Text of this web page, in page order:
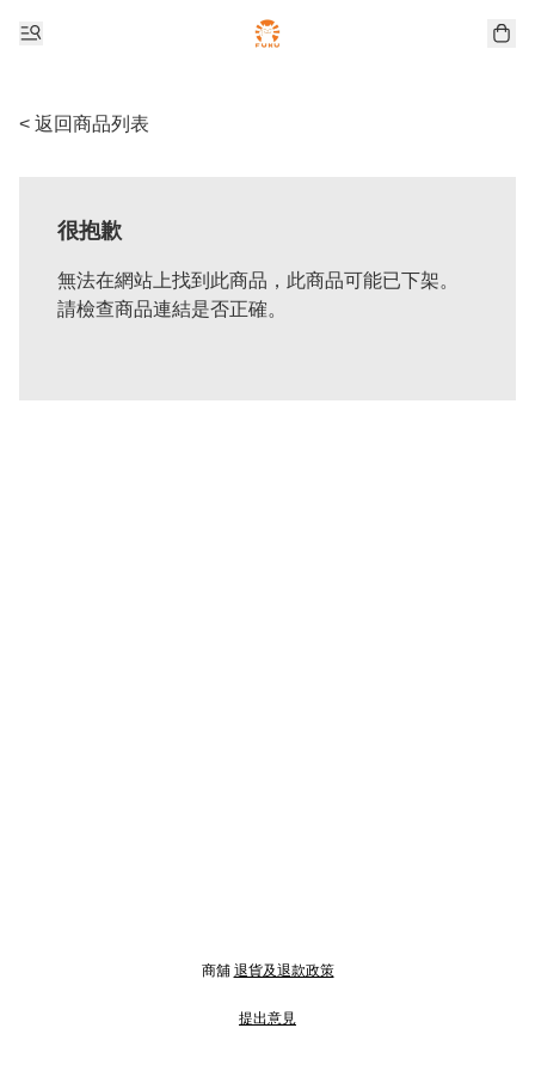
< 返回商品列表
很抱歉
無法在網站上找到此商品，此商品可能已下架。
請檢查商品連結是否正確。
商舖 退貨及退款政策
提出意見